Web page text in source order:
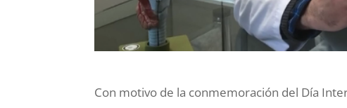
Con motivo de la conmemoración del Día